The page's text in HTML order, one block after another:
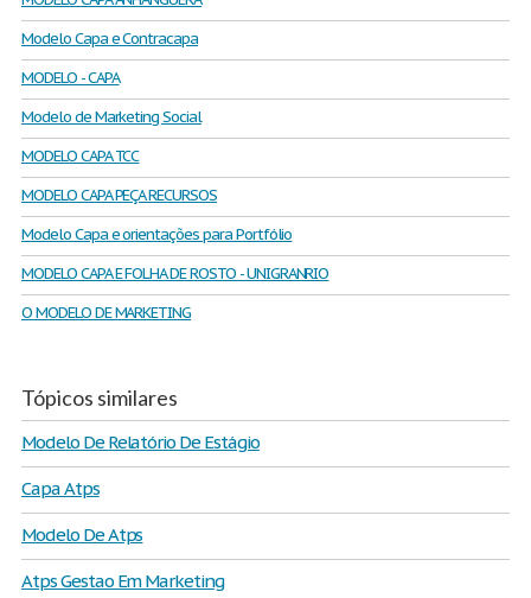
Modelo Capa e Contracapa
MODELO - CAPA
Modelo de Marketing Social
MODELO CAPA TCC
MODELO CAPA PEÇA RECURSOS
Modelo Capa e orientações para Portfólio
MODELO CAPA E FOLHA DE ROSTO - UNIGRANRIO
O MODELO DE MARKETING
Tópicos similares
Modelo De Relatório De Estágio
Capa Atps
Modelo De Atps
Atps Gestao Em Marketing